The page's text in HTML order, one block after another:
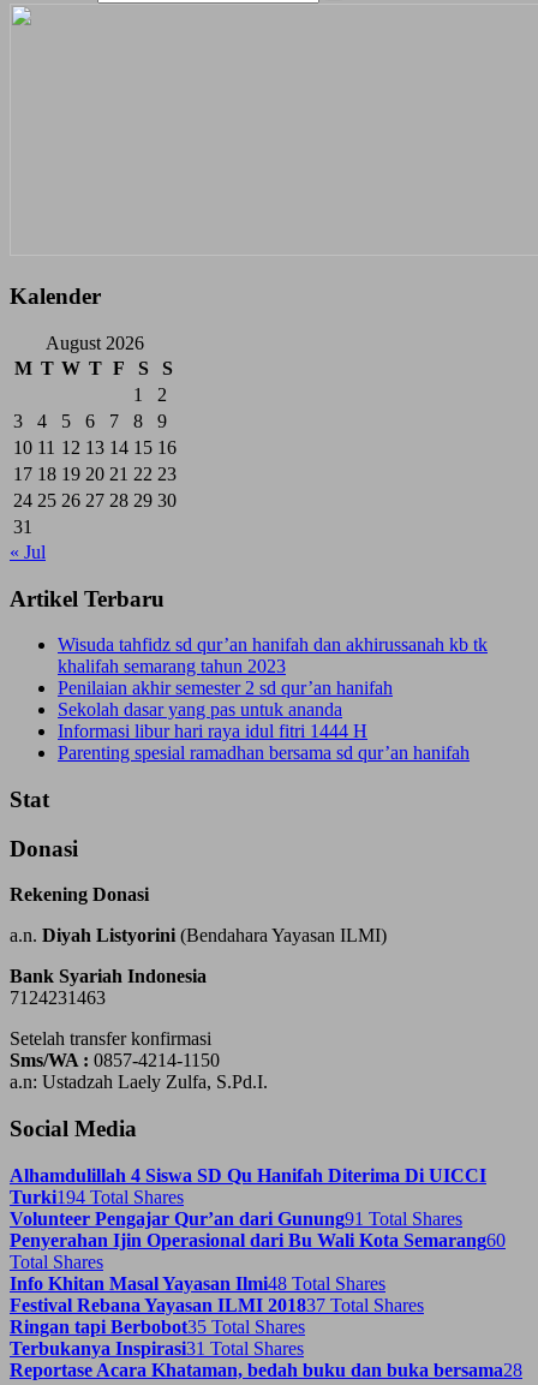
Kalender
August 2026
M T W T F S
S
1
2
3
4 5 6 7 8
9
10 11 12 13 14 15 16
17 18 19 20 21 22 23
24 25 26 27 28 29 30
31
« Jul
Artikel Terbaru
Wisuda tahfidz sd qur’an hanifah dan akhirussanah kb tk
khalifah semarang tahun 2023
Penilaian akhir semester 2 sd qur’an hanifah
Sekolah dasar yang pas untuk ananda
Informasi libur hari raya idul fitri 1444 H
Parenting spesial ramadhan bersama sd qur’an hanifah
Stat
Donasi
Rekening Donasi
a.n. Diyah Listyorini (Bendahara Yayasan ILMI)
Bank Syariah Indonesia
7124231463
Setelah transfer konfirmasi
Sms/WA : 0857-4214-1150
a.n: Ustadzah Laely Zulfa, S.Pd.I.
Social Media
Alhamdulillah 4 Siswa SD Qu Hanifah Diterima Di UICCI
Turki194 Total Shares
Volunteer Pengajar Qur’an dari Gunung91 Total Shares
Penyerahan Ijin Operasional dari Bu Wali Kota Semarang60
Total Shares
Info Khitan Masal Yayasan Ilmi48 Total Shares
Festival Rebana Yayasan ILMI 201837 Total Shares
Ringan tapi Berbobot35 Total Shares
Terbukanya Inspirasi31 Total Shares
Reportase Acara Khataman, bedah buku dan buka bersama28